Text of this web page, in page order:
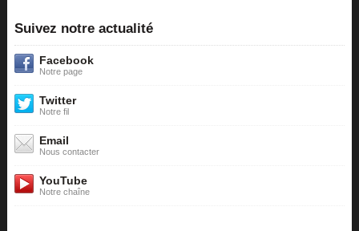
Suivez notre actualité
Facebook
Notre page
Twitter
Notre fil
Email
Nous contacter
YouTube
Notre chaîne